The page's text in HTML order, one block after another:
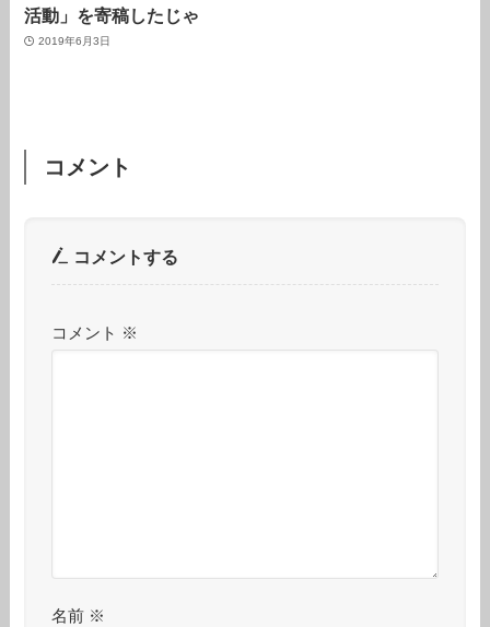
活動」を寄稿したじゃ
2019年6月3日
コメント
コメントする
コメント ※
名前 ※